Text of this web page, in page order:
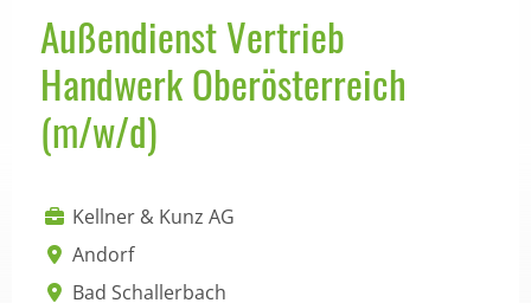
Außendienst Vertrieb
Handwerk Oberösterreich
(m/w/d)
Kellner & Kunz AG
Andorf
Bad Schallerbach